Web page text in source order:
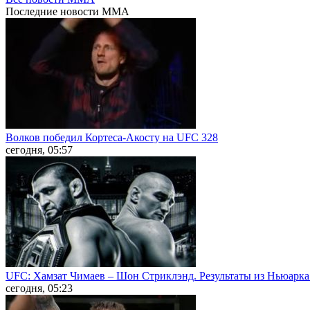
Последние новости MMA
Волков победил Кортеса-Акосту на UFC 328
сегодня, 05:57
UFC: Хамзат Чимаев – Шон Стриклэнд. Результаты из
сегодня, 05:23